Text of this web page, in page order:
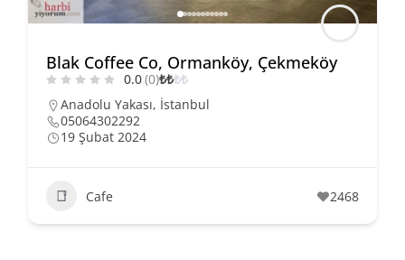
Blak Coffee Co, Ormanköy, Çekmeköy
0.0(0)₺₺₺₺
Anadolu Yakası, İstanbul
05064302292
19 Şubat 2024
Cafe 2468